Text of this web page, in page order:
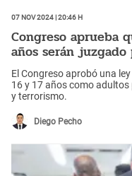
07 Nov 2024 | 20:46 h
Congreso aprueba
años serán
El Congreso aprobó una
16 y 17 años como
y terrorismo.
Diego Pecho